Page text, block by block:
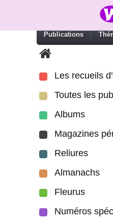
Publications
Les recueils
Toutes les
Albums
Magazines
Reliures
Almanachs
Fleurus
Numéros